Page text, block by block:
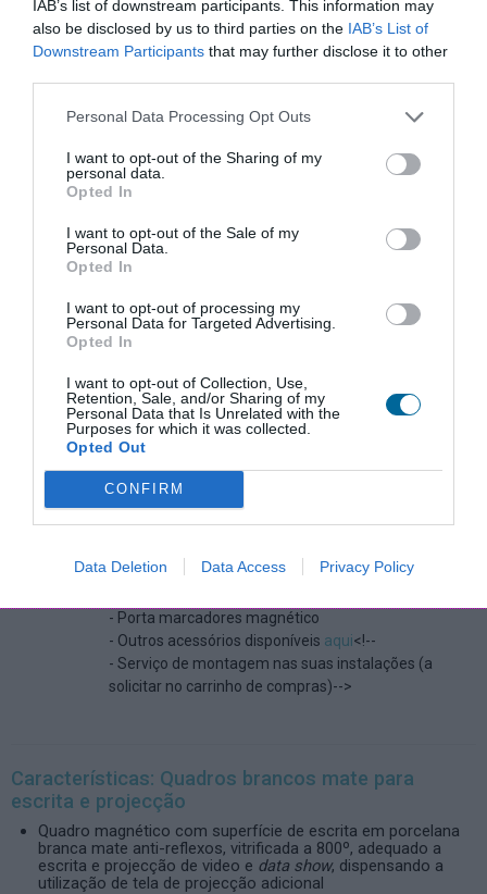
IAB’s list of downstream participants. This information may
also be disclosed by us to third parties on the IAB’s List of
Downstream Participants that may further disclose it to other
Personal Data Processing Opt Outs
I want to opt-out of the Sharing of my
personal data.
Opted In
I want to opt-out of the Sale of my
Personal Data.
Opted In
I want to opt-out of processing my
Personal Data for Targeted Advertising.
Opted In
I want to opt-out of Collection, Use,
Retention, Sale, and/or Sharing of my
Personal Data that Is Unrelated with the
Purposes for which it was collected.
Opted Out
CONFIRM
Data Deletion Data Access Privacy Policy
lacado branco
lacado preto
porta marcadores magnét.
10 magnetos 25mm
Quadro em Porcelana Mate com 120x300cm
265,33 €
326,36 € com IVA. Acrescem custos de entrega que podem ser simulados
clicando em "Comprar" e escolhendo a zona no carrinho de compras.
Inclui
- Porta-marcadores para canetas e apagador
(excepto nos quadros com medida inferior a 45x60
ou com moldura em lacado preto, madeira ou 7mm)
- Acessórios de fixação à parede
Opções
- Cavalete com rodas
vermelho e verde) + 1 Apagador magnético
- Porta marcadores magnético
- Outros acessórios disponíveis aqui<!--
- Serviço de montagem nas suas instalações (a
solicitar no carrinho de compras)-->
Características: Quadros brancos mate para
escrita e projecção
Quadro magnético com superfície de escrita em porcelana
branca mate anti-reflexos, vitrificada a 800º, adequado a
escrita e projecção de video e data show, dispensando a
utilização de tela de projecção adicional